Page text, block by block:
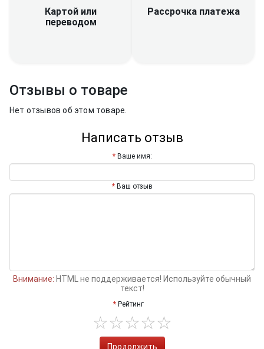
Картой или
переводом
Рассрочка платежа
Отзывы о товаре
Нет отзывов об этом товаре.
Написать отзыв
Ваше имя:
Ваш отзыв
Внимание: HTML не поддерживается! Используйте обычный
текст!
Рейтинг
Продолжить